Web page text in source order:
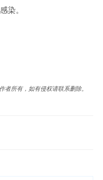
染。
者所有，如有侵权请联系删除。